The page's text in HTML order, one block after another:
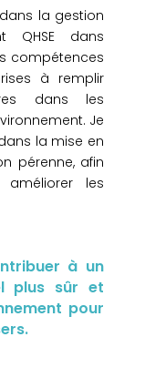
la gestion
QHSE dans
compétences
à remplir
dans les
Je
la mise en
pérenne, afin
améliorer les
à un
plus sûr et
pour